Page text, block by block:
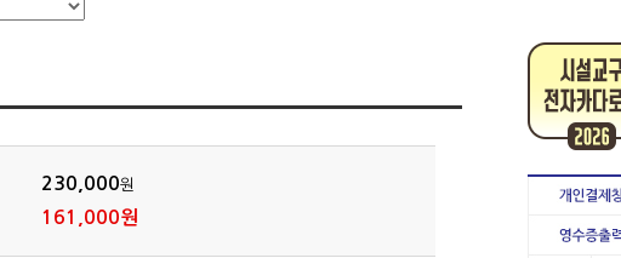
230,000원
161,000원